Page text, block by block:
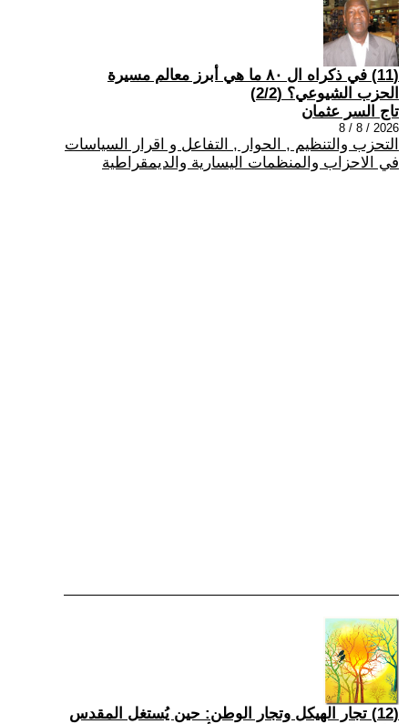
(11) في ذكراه ال ٨٠ ما هي أبرز معالم مسيرة
الحزب الشيوعي؟ (2/2)
تاج السر عثمان
2026 / 8 / 8
التحزب والتنظيم , الحوار , التفاعل و اقرار السياسات
في الاحزاب والمنظمات اليسارية والديمقراطية
(12) تجار الهيكل وتجار الوطن: حين يُستغل المقدس